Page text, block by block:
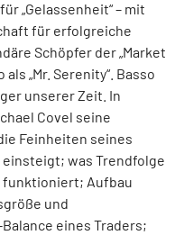
„Gelassenheit“ – mit
für erfolgreiche
Schöpfer der „Market
„Mr. Serenity“. Basso
unserer Zeit. In
Covel seine
Feinheiten seines
einsteigt; was Trendfolge
funktioniert; Aufbau
und
eines Traders;